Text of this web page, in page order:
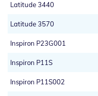
Latitude 3440
Latitude 3570
Inspiron P23G001
Inspiron P11S
Inspiron P11S002